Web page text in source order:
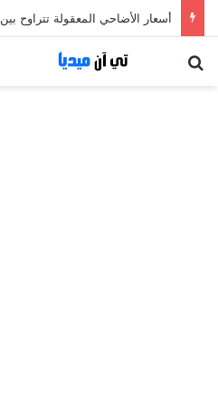
أسعار الأضاحي المعقولة تتراوح بين 1300 و1700 دينار